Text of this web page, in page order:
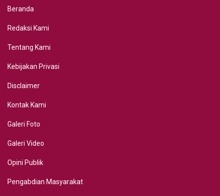
Beranda
Redaksi Kami
Tentang Kami
Kebijakan Privasi
Disclaimer
Kontak Kami
Galeri Foto
Galeri Video
Opini Publik
Pengabdian Masyarakat